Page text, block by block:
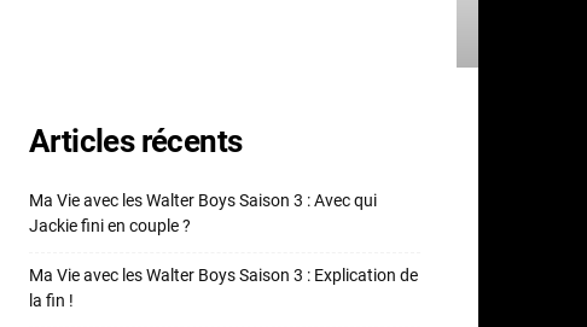
Articles récents
Ma Vie avec les Walter Boys Saison 3 : Avec qui
Jackie fini en couple ?
Ma Vie avec les Walter Boys Saison 3 : Explication de
la fin !